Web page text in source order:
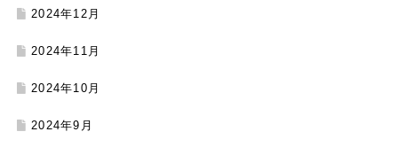
2024年12月
2024年11月
2024年10月
2024年9月